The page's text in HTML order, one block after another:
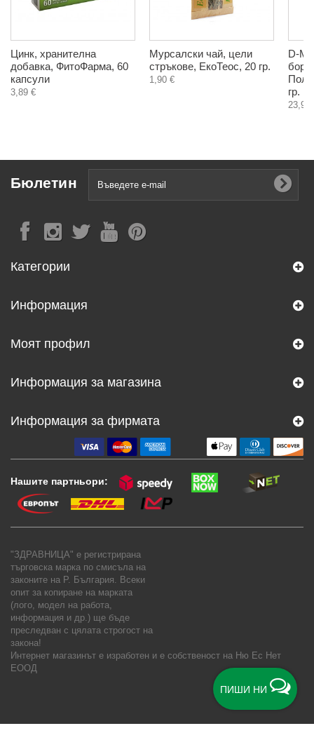
ПИШИ НИ
Цинк, хранителна
добавка, ФитоФарма, 60
капсули
3,89 €
Мурсалски чай, цели
стръкове, ЕкоТеос, 20 гр.
1,90 €
D-
гр.
23,90
Бюлетин
Категории
Информация
Моят профил
Информация за магазина
Информация за фирмата
Нашите партньори:
"ЗДРАВНИЦА" е регистрирана
търговска марка по смисъла на
законите на Р. България. Всеки
опит за копиране на марката
(лого, модел на работа,
информация и др.) ще бъде
преследван с цялата строгост на
закона!
Интернет магазинът е изработен и е собственост на Ню Ес Нет
ЕООД